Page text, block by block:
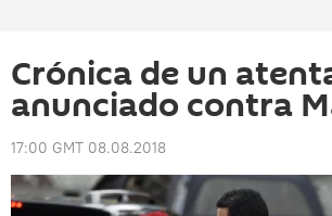
Crónica de un
anunciado contra
17:00 GMT 08.08.2018